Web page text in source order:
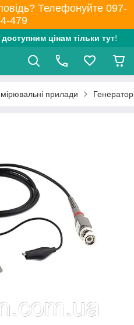
Телефонуйте 097-
479
цінам тільки тут!
прилади